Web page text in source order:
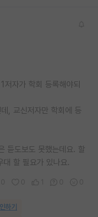
저자가 학회 등록해야되
, 교신저자만 학회에 등
듣도보도 못했는데요. 할
할 필요가 있나요.
하기